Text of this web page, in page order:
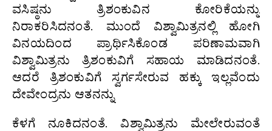
ವಸಿಷ್ಠನು ತ್ರಿಶಂಕುವಿನ ಕೋರಿಕೆಯನ್ನು
ನಿರಾಕರಿಸಿದನಂತೆ. ಮುಂದೆ ವಿಶ್ವಾಮಿತ್ರನಲ್ಲಿ ಹೋಗಿ
ವಿನಯದಿಂದ ಪ್ರಾರ್ಥಿಸಿಕೊಂಡ ಪರಿಣಾಮವಾಗಿ
ವಿಶ್ವಾಮಿತ್ರನು ತ್ರಿಶಂಕುವಿಗೆ ಸಹಾಯ ಮಾಡಿದನಂತೆ.
ಆದರೆ ತ್ರಿಶಂಕುವಿಗೆ ಸ್ವರ್ಗಸೇರುವ ಹಕ್ಕು ಇಲ್ಲವೆಂದು
ದೇವೇಂದ್ರನು ಆತನನ್ನು
ಕೆಳಗೆ ನೂಕಿದನಂತೆ. ವಿಶ್ವಾಮಿತ್ರನು ಮೇಲೇರುವಂತೆ